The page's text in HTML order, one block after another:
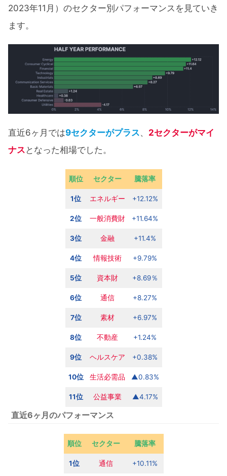
2023年11月）のセクター別パフォーマンスを見ていき
ます。
直近6ヶ月では9セクターがプラス、 2セクターがマイ
ナス となった相場でした。
順位 セクター 騰落率
1位 エネルギー +12.12%
2位 一般消費財 +11.64%
3位 金融 +11.4%
4位 情報技術 +9.79%
5位 資本財 +8.69％
6位 通信 +8.27%
7位 素材 +6.97%
8位 不動産 +1.24%
9位 ヘルスケア +0.38%
10位 生活必需品 ▲0.83%
11位 公益事業 ▲4.17%
直近6ヶ月のパフォーマンス
順位 セクター 騰落率
1位 通信 +10.11%